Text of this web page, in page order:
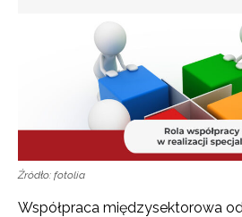
Źródło: fotolia
Współpraca międzysektorowa